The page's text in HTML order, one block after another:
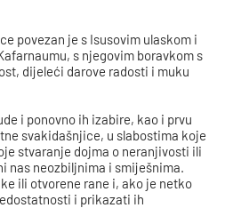
povezan je s Isusovim ulaskom i
s njegovim boravkom s
dijeleći darove radosti i muku
i ponovno ih izabire, kao i prvu
svakidašnjice, u slabostima koje
stvaranje dojma o neranjivosti ili
nas neozbiljnima i smiješnima.
ili otvorene rane i, ako je netko
i prikazati ih